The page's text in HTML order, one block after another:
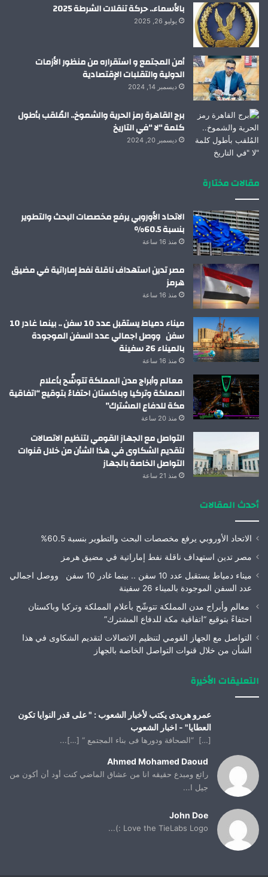
بالأسماء.. حركة تنقلات الشرطة 2025
يوليو 26, 2025
أمن المجتمع و استقراره من منظور الأزمات
الدولية والتقلبات الإقتصادية
ديسمبر 14, 2024
برج القاهرة رمز الحرية والشموخ.. المُلقب بأطول
كلمة “لا “في التاريخ
ديسمبر 20, 2024
مقالات مختارة
الاتحاد الأوروبي يرفع مخصصات البحث والتطوير
بنسبة 60.5%
منذ 16 ساعة
مصر تدين استهداف ناقلة نفط إماراتية في مضيق
هرمز
منذ 16 ساعة
ميناء دمياط يستقبل عدد 10 سفن .. بينما غادر 10
سفن ووصل اجمالي عدد السفن الموجودة
بالميناء 26 سفينة
منذ 16 ساعة
معالم وأبراج مدن المملكة تتوشّح بأعلام
المملكة وتركيا وباكستان احتفاءً بتوقيع “اتفاقية
مكة للدفاع المشترك”
منذ 20 ساعة
التواصل مع الجهاز القومي لتنظيم الاتصالات
لتقديم الشكاوى في هذا الشأن من خلال قنوات
التواصل الخاصة بالجهاز
منذ 21 ساعة
أحدث المقالات
الاتحاد الأوروبي يرفع مخصصات البحث والتطوير بنسبة 60.5%
مصر تدين استهداف ناقلة نفط إماراتية في مضيق هرمز
ميناء دمياط يستقبل عدد 10 سفن .. بينما غادر 10 سفن ووصل اجمالي
عدد السفن الموجودة بالميناء 26 سفينة
معالم وأبراج مدن المملكة تتوشّح بأعلام المملكة وتركيا وباكستان
احتفاءً بتوقيع “اتفاقية مكة للدفاع المشترك”
التواصل مع الجهاز القومي لتنظيم الاتصالات لتقديم الشكاوى في هذا
الشأن من خلال قنوات التواصل الخاصة بالجهاز
التعليقات الأخيرة
عمرو هريدى يكتب لأخبار الشعوب : " على قدر النوايا تكون
العطايا" - اخبار الشعوب
[…] “الصحافة ودورها فى بناء المجتمع “ […]...
Ahmed Mohamed Daoud
رائع ومبدع حقيقه انا من عشاق الماضي كنت أود أن أكون من
جيل ا...
John Doe
Love the TieLabs Logo :)...